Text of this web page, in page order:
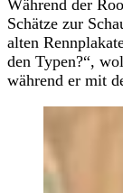
Während der
Schätze zur
alten
den Typen?“,
während er mit